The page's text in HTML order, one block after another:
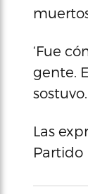
‘Fue
gente.
sostuvo.
Las
Partido